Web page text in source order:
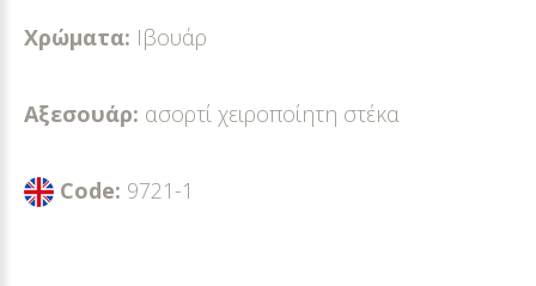
Χρώματα: Ιβουάρ
Αξεσουάρ: ασορτί χειροποίητη στέκα
Code: 9721-1